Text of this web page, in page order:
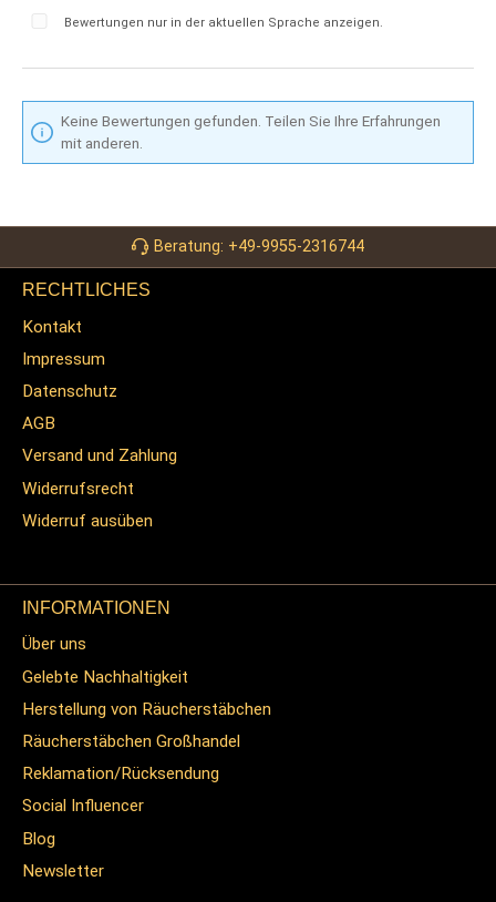
Bewertungen nur in der aktuellen Sprache anzeigen.
Keine Bewertungen gefunden. Teilen Sie Ihre Erfahrungen
mit anderen.
Beratung: +49-9955-2316744
RECHTLICHES
Kontakt
Impressum
Datenschutz
AGB
Versand und Zahlung
Widerrufsrecht
Widerruf ausüben
INFORMATIONEN
Über uns
Gelebte Nachhaltigkeit
Herstellung von Räucherstäbchen
Räucherstäbchen Großhandel
Reklamation/Rücksendung
Social Influencer
Blog
Newsletter